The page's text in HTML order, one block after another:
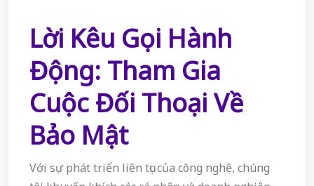
Lời Kêu Gọi Hành
Động: Tham Gia
Cuộc Đối Thoại Về
Bảo Mật
Với sự phát triển liên tục của công nghệ, chúng